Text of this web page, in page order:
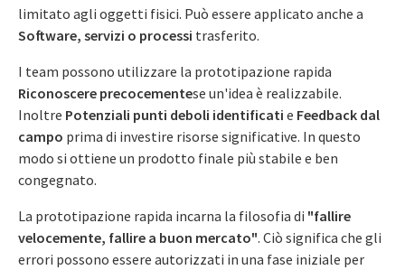
limitato agli oggetti fisici. Può essere applicato anche a
Software, servizi o processi trasferito.
I team possono utilizzare la prototipazione rapida
Riconoscere precocementese un'idea è realizzabile.
Inoltre Potenziali punti deboli identificati e Feedback dal
campo prima di investire risorse significative. In questo
modo si ottiene un prodotto finale più stabile e ben
congegnato.
La prototipazione rapida incarna la filosofia di "fallire
velocemente, fallire a buon mercato". Ciò significa che gli
errori possono essere autorizzati in una fase iniziale per